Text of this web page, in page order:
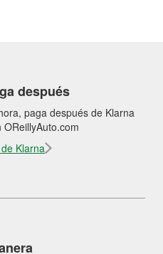
después
paga después de Klarna
Klarna